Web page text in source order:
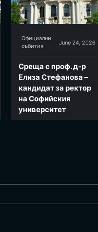
Официални
събития
June 24, 2026
Среща с проф. д-р
Елиза Стефанова –
кандидат за ректор
на Софийския
университет